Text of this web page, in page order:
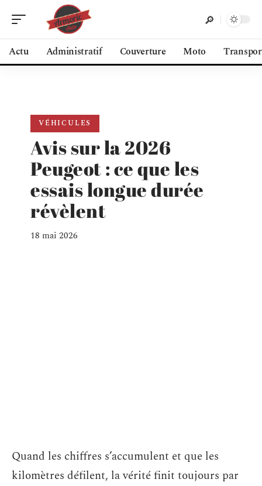
Actu Administratif Couverture Moto
VÉHICULES
Avis sur la 2026
Peugeot : ce que les
essais longue durée
révèlent
18 mai 2026
Quand les chiffres s’accumulent et que les
kilomètres défilent, la vérité finit toujours par